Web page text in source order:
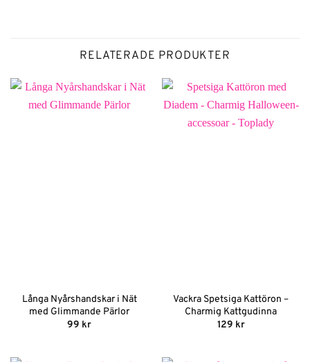
RELATERADE PRODUKTER
Långa Nyårshandskar i Nät
med Glimmande Pärlor
99 kr
Vackra Spetsiga Kattöron –
Charmig Kattgudinna
129 kr